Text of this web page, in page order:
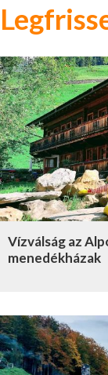
Vízválság az
menedékházak